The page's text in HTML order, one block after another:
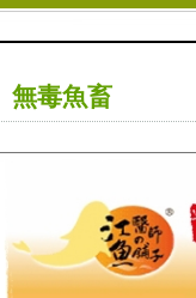
無毒魚畜